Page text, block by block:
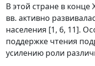
В этой стране в конце
вв. активно
населения [1, 6, 11].
поддержке чтения
усилению роли